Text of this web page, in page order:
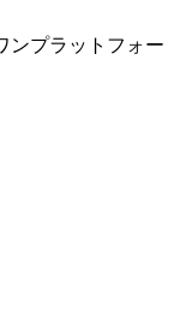
ンプラットフォー